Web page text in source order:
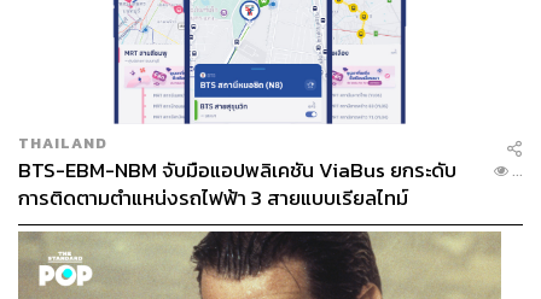
THAILAND
BTS-EBM-NBM จับมือแอปพลิเคชัน ViaBus ยกระดับ
การติดตามตำแหน่งรถไฟฟ้า 3 สายแบบเรียลไทม์
...